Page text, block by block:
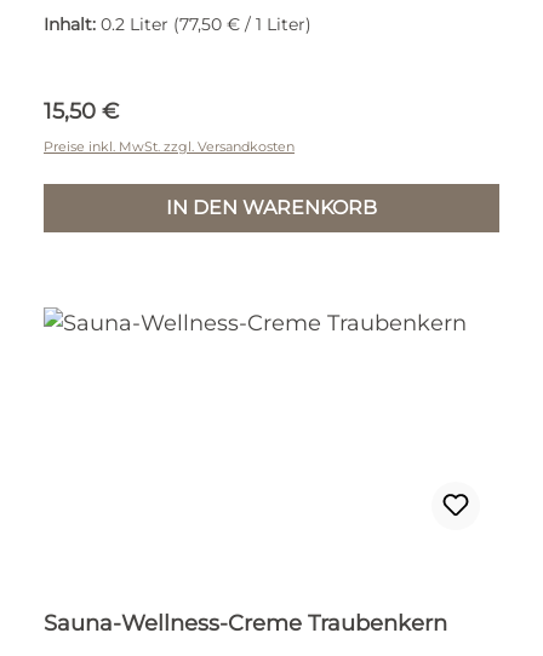
Inhalt: 0.2 Liter (77,50 € / 1 Liter)
Regulärer Preis:
15,50 €
Preise inkl. MwSt. zzgl. Versandkosten
IN DEN WARENKORB
Sauna-Wellness-Creme Traubenkern